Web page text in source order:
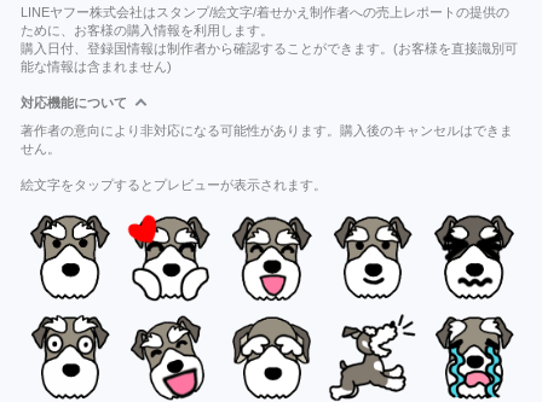
LINEヤフー株式会社はスタンプ/絵文字/着せかえ制作者への売上レポートの提供の
ために、お客様の購入情報を利用します。
購入日付、登録国情報は制作者から確認することができます。(お客様を直接識別可
能な情報は含まれません)
対応機能について
著作者の意向により非対応になる可能性があります。購入後のキャンセルはできま
せん。
絵文字をタップするとプレビューが表示されます。